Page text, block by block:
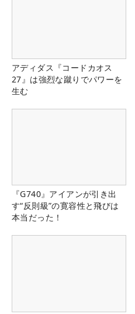
アディダス『コードカオス
27』は強烈な蹴りでパワーを
生む
『G740』アイアンが引き出
す“反則級”の寛容性と飛びは
本当だった！